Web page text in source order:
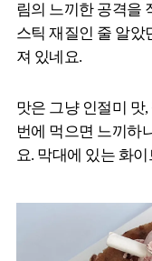
림의 느끼한 공격을
스틱 재질인 줄 알았
져 있네요.
맛은 그냥 인절미 맛
번에 먹으면 느끼하
요. 막대에 있는 화